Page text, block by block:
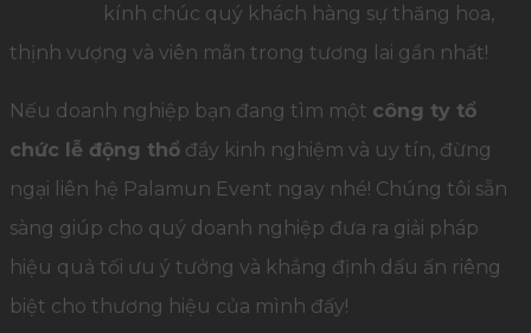
kính chúc quý khách hàng sự thăng hoa,
thịnh vượng và viên mãn trong tương lai gần nhất!
Nếu doanh nghiệp bạn đang tìm một công ty tổ
chức lễ động thổ đầy kinh nghiệm và uy tín, đừng
ngại liên hệ Palamun Event ngay nhé! Chúng tôi sẵn
sàng giúp cho quý doanh nghiệp đưa ra giải pháp
hiệu quả tối ưu ý tưởng và khẳng định dấu ấn riêng
biệt cho thương hiệu của mình đấy!